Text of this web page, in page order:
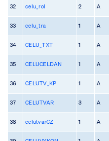
32 celu_rol 2 A
33 celu_tra 1 A
34 CELU_TXT 1 A
35 CELUCELDAN 1 A
36 CELUTV_KP 1 A
37 CELUTVAR 3 A
38 celutvarCZ 1 A